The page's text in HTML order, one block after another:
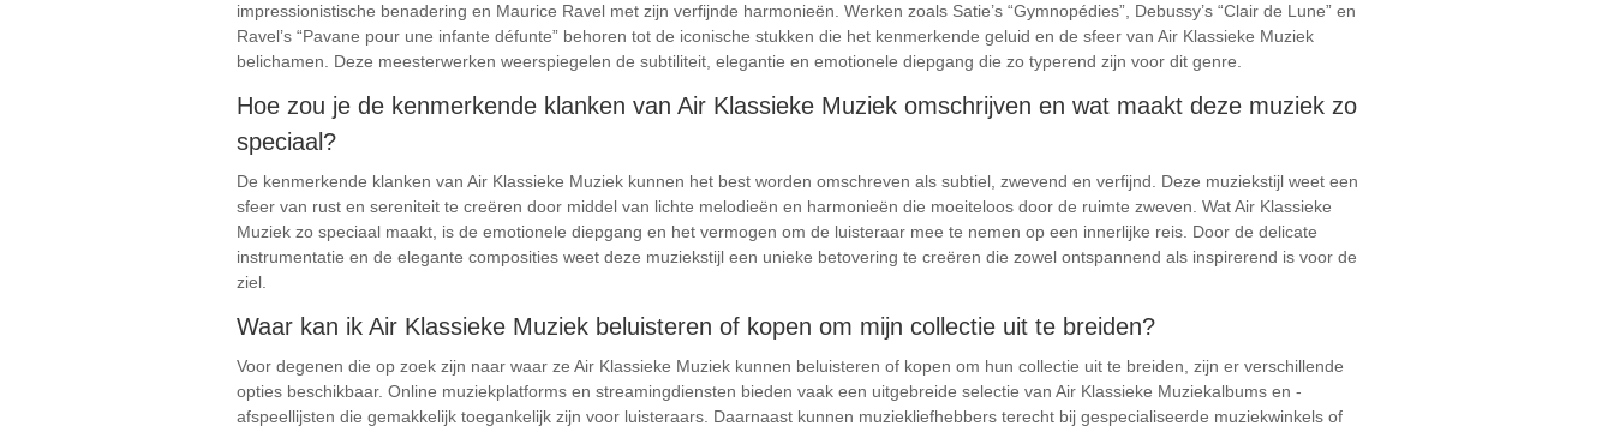
impressionistische benadering en Maurice Ravel met zijn verfijnde harmonieën. Werken zoals Satie’s “Gymnopédies”, Debussy’s “Clair de Lune” en
Ravel’s “Pavane pour une infante défunte” behoren tot de iconische stukken die het kenmerkende geluid en de sfeer van Air Klassieke Muziek
belichamen. Deze meesterwerken weerspiegelen de subtiliteit, elegantie en emotionele diepgang die zo typerend zijn voor dit genre.
Hoe zou je de kenmerkende klanken van Air Klassieke Muziek omschrijven en wat maakt deze muziek zo
speciaal?
De kenmerkende klanken van Air Klassieke Muziek kunnen het best worden omschreven als subtiel, zwevend en verfijnd. Deze muziekstijl weet een
sfeer van rust en sereniteit te creëren door middel van lichte melodieën en harmonieën die moeiteloos door de ruimte zweven. Wat Air Klassieke
Muziek zo speciaal maakt, is de emotionele diepgang en het vermogen om de luisteraar mee te nemen op een innerlijke reis. Door de delicate
instrumentatie en de elegante composities weet deze muziekstijl een unieke betovering te creëren die zowel ontspannend als inspirerend is voor de
ziel.
Waar kan ik Air Klassieke Muziek beluisteren of kopen om mijn collectie uit te breiden?
Voor degenen die op zoek zijn naar waar ze Air Klassieke Muziek kunnen beluisteren of kopen om hun collectie uit te breiden, zijn er verschillende
opties beschikbaar. Online muziekplatforms en streamingdiensten bieden vaak een uitgebreide selectie van Air Klassieke Muziekalbums en -
afspeellijsten die gemakkelijk toegankelijk zijn voor luisteraars. Daarnaast kunnen muziekliefhebbers terecht bij gespecialiseerde muziekwinkels of